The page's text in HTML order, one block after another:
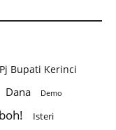
Bupati Kerinci
Dana Demo
Isteri